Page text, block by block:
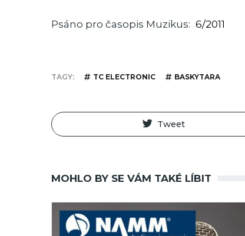
Psáno pro časopis Muzikus 6/2011
TAGY TC ELECTRONIC BASKYTARA
Tweet
MOHLO BY SE VÁM TAKÉ LÍBIT